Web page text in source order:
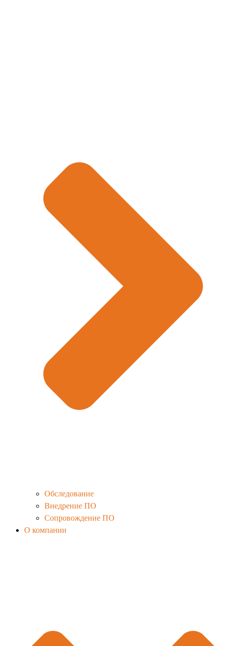
Обследование
Внедрение ПО
Сопровождение ПО
О компании